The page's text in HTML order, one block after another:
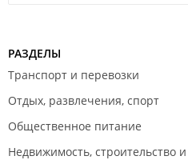
РАЗДЕЛЫ
Транспорт и перевозки
Отдых, развлечения, спорт
Общественное питание
Недвижимость, строительство